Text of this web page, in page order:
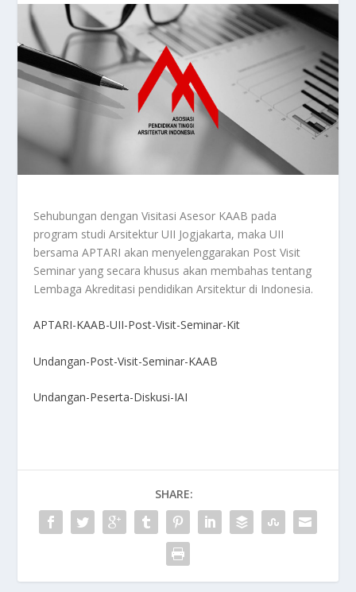
Sehubungan dengan Visitasi Asesor KAAB pada
program studi Arsitektur UII Jogjakarta, maka UII
bersama APTARI akan menyelenggarakan Post Visit
Seminar yang secara khusus akan membahas tentang
Lembaga Akreditasi pendidikan Arsitektur di Indonesia.
APTARI-KAAB-UII-Post-Visit-Seminar-Kit
Undangan-Post-Visit-Seminar-KAAB
Undangan-Peserta-Diskusi-IAI
SHARE: